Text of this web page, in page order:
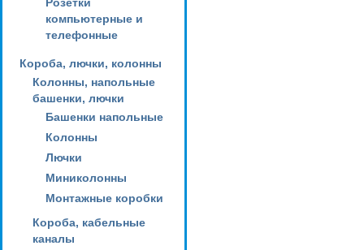
компьютерные и
телефонные
Короба, лючки, колонны
Колонны, напольные
башенки, лючки
Башенки напольные
Колонны
Лючки
Миниколонны
Монтажные коробки
Короба, кабельные
каналы